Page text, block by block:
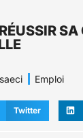
SA
Emploi
Twitter